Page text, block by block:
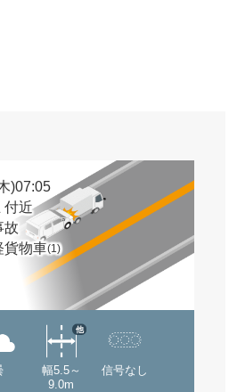
)07:05
付近
故
貨物車(1)
幅5.5～
9.0m
他
信号なし